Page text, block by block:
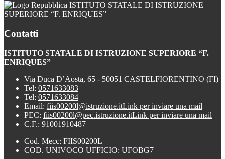
ISTITUTO STATALE DI ISTRUZIONE
SUPERIORE “F. ENRIQUES”
Contatti
ISTITUTO STATALE DI ISTRUZIONE SUPERIORE “F.
ENRIQUES”
Via Duca D’Aosta, 65 - 50051 CASTELFIORENTINO (FI)
Tel: 0571633083
Tel: 0571633084
Email: fiis00200l@istruzione.itLink per inviare una mail
PEC: fiis00200l@pec.istruzione.itLink per inviare una mail
C.F.: 91001910487
Cod. Mecc: FIIS00200L
COD. UNIVOCO UFFICIO: UFOBG7